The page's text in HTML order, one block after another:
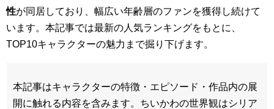
性が同居しており、幅広い年齢層のファンを獲得し続けて
います。本記事では最新の人気ランキングをもとに、
TOP10キャラクターの魅力まで掘り下げます。
本記事はキャラクターの特徴・エピソード・作品内の展
開に触れる内容を含みます。ちいかわの世界観はシリア